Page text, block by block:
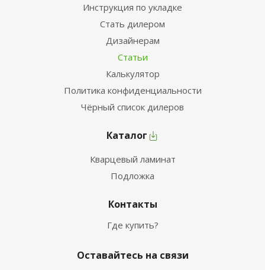
Инструкция по укладке
Стать дилером
Дизайнерам
Статьи
Калькулятор
Политика конфиденциальности
Чёрный список дилеров
Каталог
Кварцевый ламинат
Подложка
Контакты
Где купить?
Оставайтесь на связи